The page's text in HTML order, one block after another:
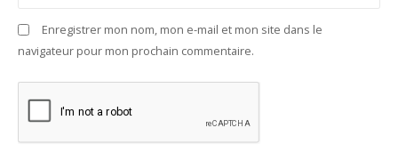
Enregistrer mon nom, mon e-mail et mon site dans le
navigateur pour mon prochain commentaire.